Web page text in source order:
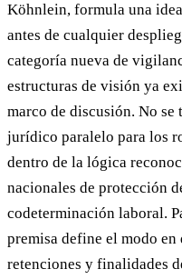
Köhnlein, formula una
antes de cualquier
categoría nueva de
estructuras de visión ya
marco de discusión. No
jurídico paralelo para los
dentro de la lógica
nacionales de protección
codeterminación laboral.
premisa define el modo
retenciones y finalidades